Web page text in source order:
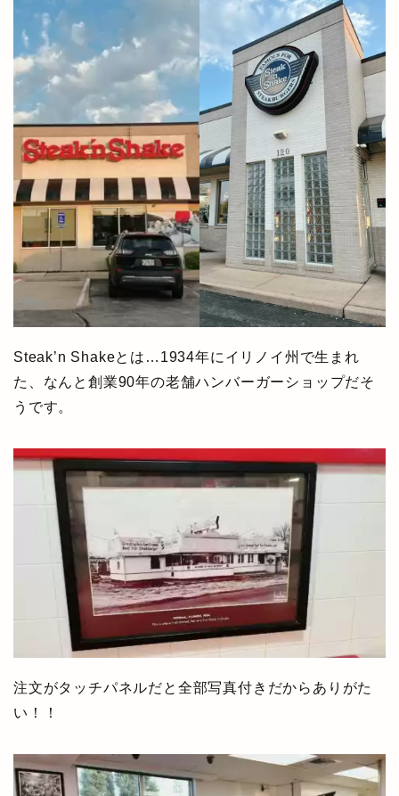
Steak’n Shakeとは…1934年にイリノイ州で生まれ
た、なんと創業90年の老舗ハンバーガーショップだそ
うです。
注文がタッチパネルだと全部写真付きだからありがた
い！！